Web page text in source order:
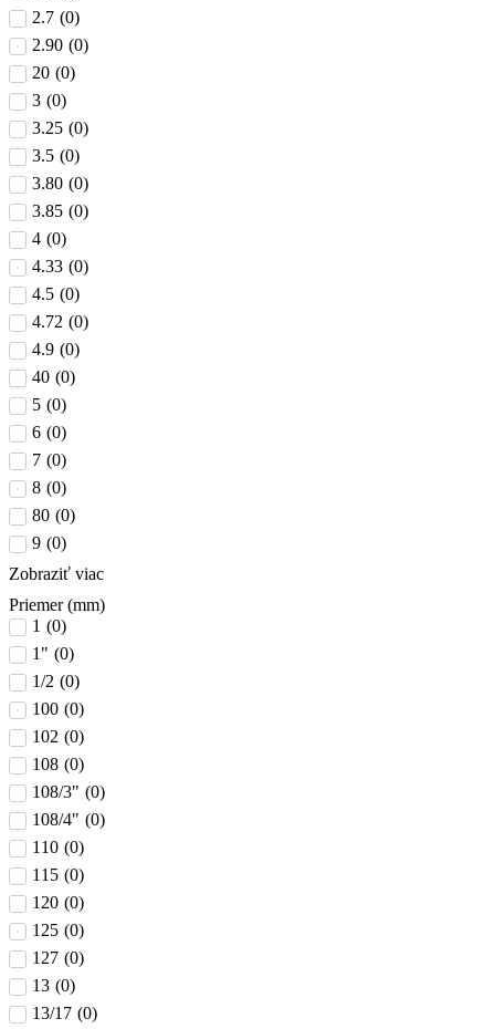
2.7 (0)
2.90 (0)
20 (0)
3 (0)
3.25 (0)
3.5 (0)
3.80 (0)
3.85 (0)
4 (0)
4.33 (0)
4.5 (0)
4.72 (0)
4.9 (0)
40 (0)
5 (0)
6 (0)
7 (0)
8 (0)
80 (0)
9 (0)
Zobraziť viac
Priemer (mm)
1 (0)
1" (0)
1/2 (0)
100 (0)
102 (0)
108 (0)
108/3" (0)
108/4" (0)
110 (0)
115 (0)
120 (0)
125 (0)
127 (0)
13 (0)
13/17 (0)